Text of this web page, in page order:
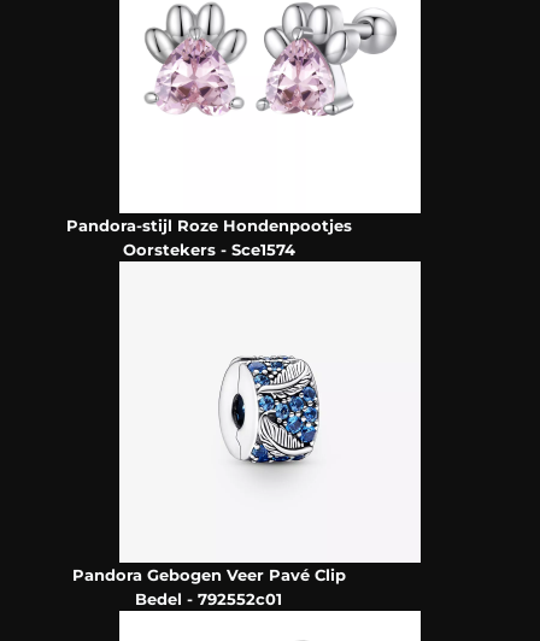
Pandora-stijl Roze Hondenpootjes
Oorstekers - Sce1574
Pandora Gebogen Veer Pavé Clip
Bedel - 792552c01